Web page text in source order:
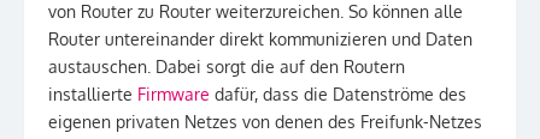
von Router zu Router weiterzureichen. So können alle
Router untereinander direkt kommunizieren und Daten
austauschen. Dabei sorgt die auf den Routern
installierte Firmware dafür, dass die Datenströme des
eigenen privaten Netzes von denen des Freifunk-Netzes